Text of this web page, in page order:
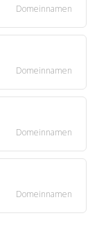
Domeinnamen
Domeinnamen
Domeinnamen
Domeinnamen